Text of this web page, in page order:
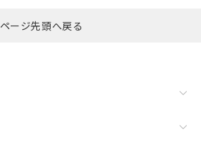
ページ先頭へ戻る